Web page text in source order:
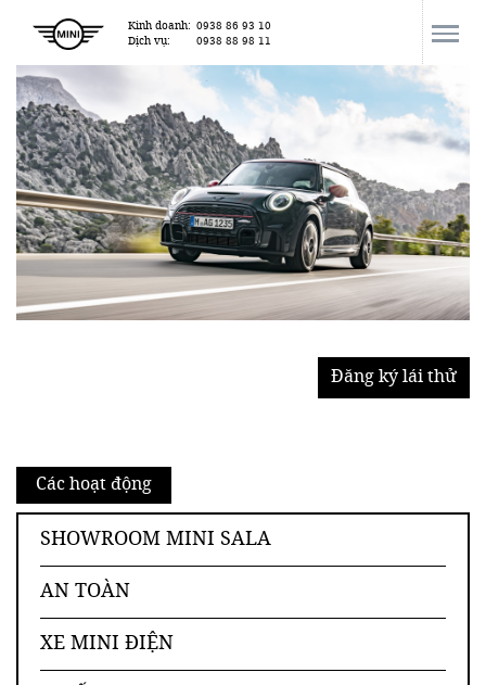
Kinh doanh:
0938 86 93 10
Dịch vụ:
0938 88 98 11
Đăng ký lái thử
Các hoạt động
SHOWROOM MINI SALA
AN TOÀN
XE MINI ĐIỆN